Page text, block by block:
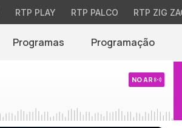
RTP PLAY RTP PALCO RTP ZIG
Programas Programação
NO AR